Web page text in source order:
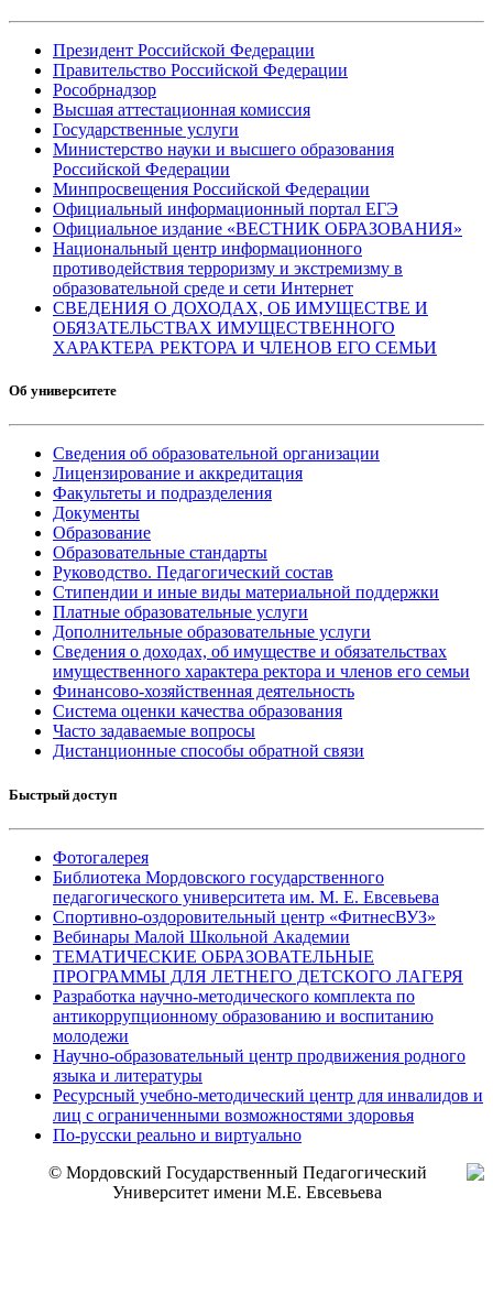
Президент Российской Федерации
Правительство Российской Федерации
Рособрнадзор
Высшая аттестационная комиссия
Государственные услуги
Министерство науки и высшего образования
Российской Федерации
Минпросвещения Российской Федерации
Официальный информационный портал ЕГЭ
Официальное издание «ВЕСТНИК ОБРАЗОВАНИЯ»
Национальный центр информационного
противодействия терроризму и экстремизму в
образовательной среде и сети Интернет
СВЕДЕНИЯ О ДОХОДАХ, ОБ ИМУЩЕСТВЕ И
ОБЯЗАТЕЛЬСТВАХ ИМУЩЕСТВЕННОГО
ХАРАКТЕРА РЕКТОРА И ЧЛЕНОВ ЕГО СЕМЬИ
Об университете
Сведения об образовательной организации
Лицензирование и аккредитация
Факультеты и подразделения
Документы
Образование
Образовательные стандарты
Руководство. Педагогический состав
Стипендии и иные виды материальной поддержки
Платные образовательные услуги
Дополнительные образовательные услуги
Сведения о доходах, об имуществе и обязательствах
имущественного характера ректора и членов его семьи
Финансово-хозяйственная деятельность
Система оценки качества образования
Часто задаваемые вопросы
Дистанционные способы обратной связи
Быстрый доступ
Фотогалерея
Библиотека Мордовского государственного
педагогического университета им. М. Е. Евсевьева
Спортивно-оздоровительный центр «ФитнесВУЗ»
Вебинары Малой Школьной Академии
ТЕМАТИЧЕСКИЕ ОБРАЗОВАТЕЛЬНЫЕ
ПРОГРАММЫ ДЛЯ ЛЕТНЕГО ДЕТСКОГО ЛАГЕРЯ
Разработка научно-методического комплекта по
антикоррупционному образованию и воспитанию
молодежи
Научно-образовательный центр продвижения родного
языка и литературы
Ресурсный учебно-методический центр для инвалидов и
лиц с ограниченными возможностями здоровья
По-русски реально и виртуально
© Мордовский Государственный Педагогический
Университет имени М.Е. Евсевьева